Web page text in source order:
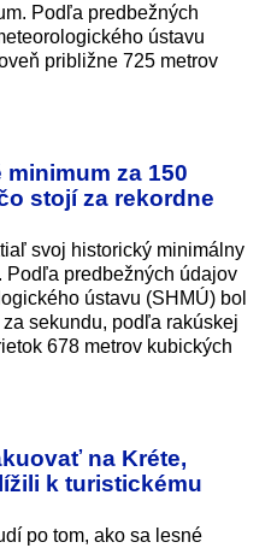
Podľa predbežných
ústavu
približne 725 metrov
za 150
stojí za rekordne
svoj historický minimálny
Podľa predbežných údajov
ústavu (SHMÚ) bol
sekundu, podľa rakúskej
678 metrov kubických
na Kréte,
k turistickému
po tom, ako sa lesné